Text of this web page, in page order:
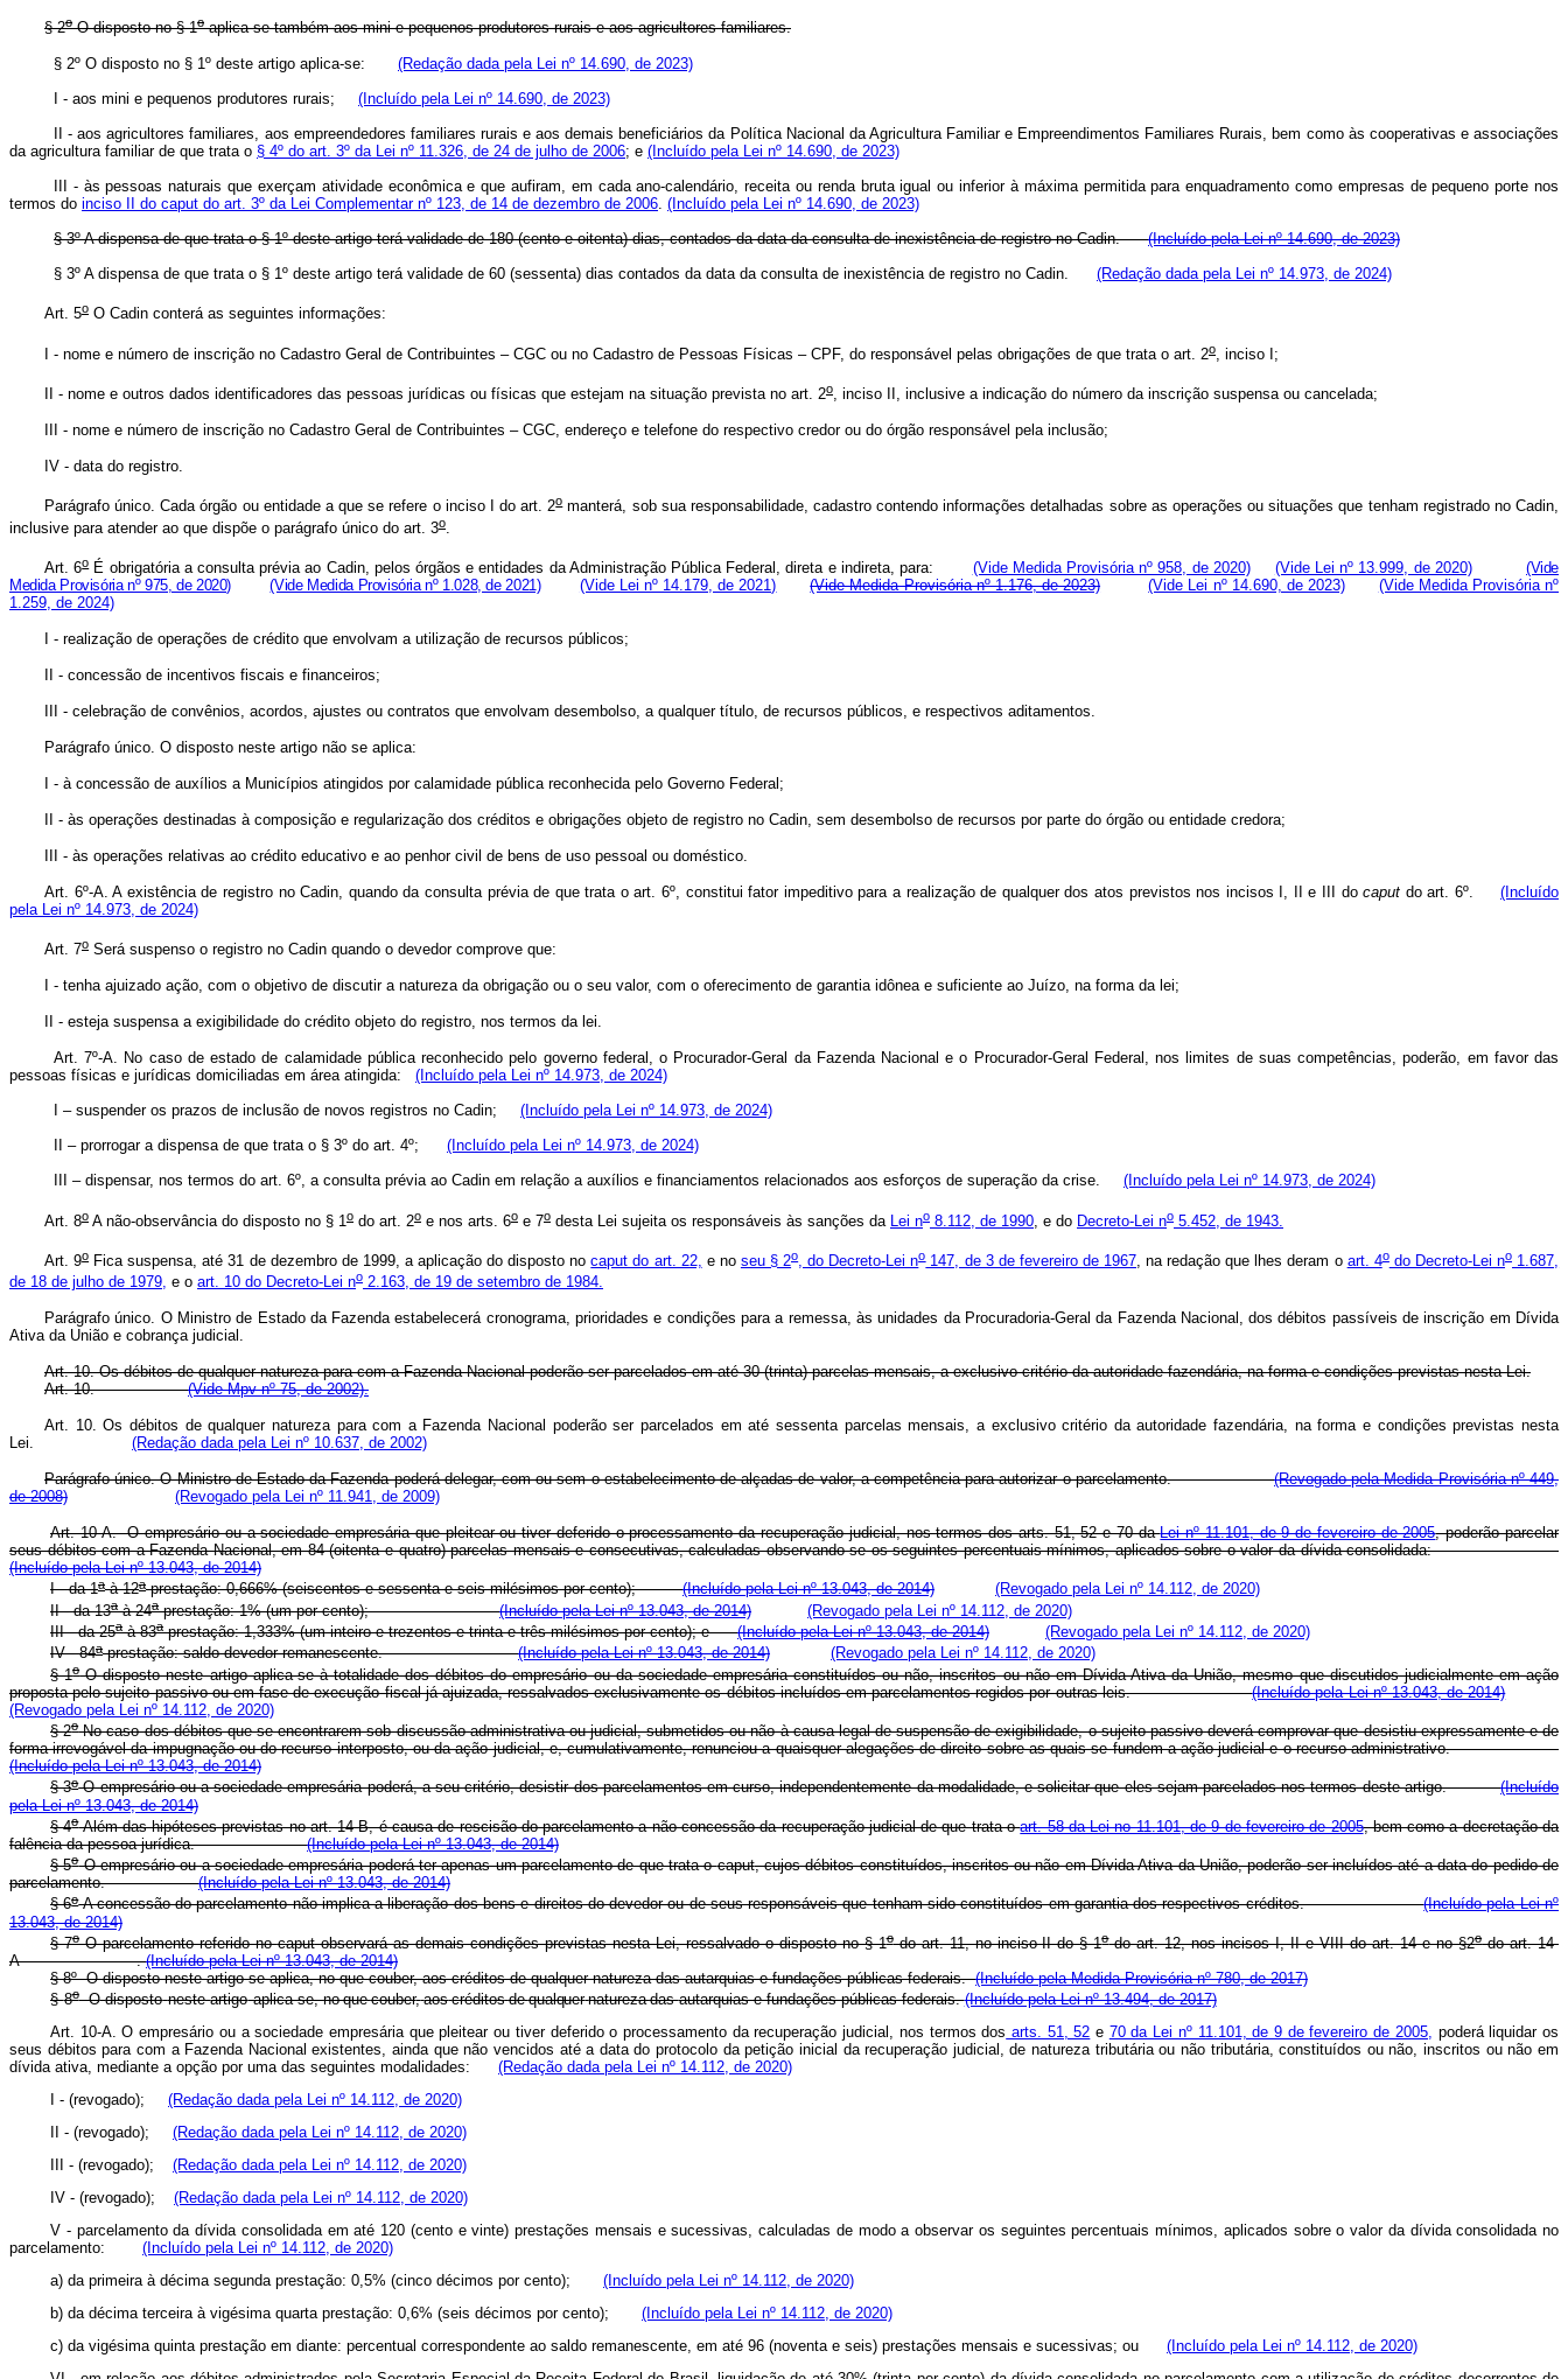
§ 2oO disposto no § 1oaplica-se também aos mini e pequenos produtores rurais e aos agricultores familiares.
§ 2º O disposto no § 1º deste artigo aplica-se: (Redação dada pela Lei nº 14.690, de 2023)
I - aos mini e pequenos produtores rurais; (Incluído pela Lei nº 14.690, de 2023)
II - aos agricultores familiares, aos empreendedores familiares rurais e aos demais beneficiários da Política Nacional da Agricultura Familiar e Empreendimentos Familiares Rurais, bem como às cooperativas e associações
da agricultura familiar de que trata o § 4º do art. 3º da Lei nº 11.326, de 24 de julho de 2006; e (Incluído pela Lei nº 14.690, de 2023)
III - às pessoas naturais que exerçam atividade econômica e que aufiram, em cada ano-calendário, receita ou renda bruta igual ou inferior à máxima permitida para enquadramento como empresas de pequeno porte nos
termos do inciso II do caput do art. 3º da Lei Complementar nº 123, de 14 de dezembro de 2006. (Incluído pela Lei nº 14.690, de 2023)
§ 3º A dispensa de que trata o § 1º deste artigo terá validade de 180 (cento e oitenta) dias, contados da data da consulta de inexistência de registro no Cadin.(Incluído pela Lei nº 14.690, de 2023)
§ 3º A dispensa de que trata o § 1º deste artigo terá validade de 60 (sessenta) dias contados da data da consulta de inexistência de registro no Cadin. (Redação dada pela Lei nº 14.973, de 2024)
Art. 5o O Cadin conterá as seguintes informações:
I - nome e número de inscrição no Cadastro Geral de Contribuintes – CGC ou no Cadastro de Pessoas Físicas – CPF, do responsável pelas obrigações de que trata o art. 2o , inciso I;
II - nome e outros dados identificadores das pessoas jurídicas ou físicas que estejam na situação prevista no art. 2o , inciso II, inclusive a indicação do número da inscrição suspensa ou cancelada;
III - nome e número de inscrição no Cadastro Geral de Contribuintes – CGC, endereço e telefone do respectivo credor ou do órgão responsável pela inclusão;
IV - data do registro.
Parágrafo único. Cada órgão ou entidade a que se refere o inciso I do art. 2omanterá, sob sua responsabilidade, cadastro contendo informações detalhadas sobre as operações ou situações que tenham registrado no Cadin,
inclusive para atender ao que dispõe o parágrafo único do art. 3o
Art. 6oÉ obrigatória a consulta prévia ao Cadin, pelos órgãos e entidades da Administração Pública Federal, direta e indireta, para: (Vide Medida Provisória nº 958, de 2020) (Vide Lei nº 13.999, de 2020)
(Vide
Medida Provisória nº 975, de 2020)
(Vide Medida Provisória nº 1.028, de 2021) (Vide Lei nº 14.179, de 2021) (Vide Medida Provisória nº 1.176, de 2023) (Vide Lei nº 14.690, de 2023)
(Vide Medida Provisória nº
1.259, de 2024)
I - realização de operações de crédito que envolvam a utilização de recursos públicos;
II - concessão de incentivos fiscais e financeiros;
III - celebração de convênios, acordos, ajustes ou contratos que envolvam desembolso, a qualquer título, de recursos públicos, e respectivos aditamentos.
Parágrafo único. O disposto neste artigo não se aplica:
I - à concessão de auxílios a Municípios atingidos por calamidade pública reconhecida pelo Governo Federal;
II - às operações destinadas à composição e regularização dos créditos e obrigações objeto de registro no Cadin, sem desembolso de recursos por parte do órgão ou entidade credora;
III - às operações relativas ao crédito educativo e ao penhor civil de bens de uso pessoal ou doméstico.
Art. 6º-A. A existência de registro no Cadin, quando da consulta prévia de que trata o art. 6º, constitui fator impeditivo para a realização de qualquer dos atos previstos nos incisos I, II e III docaput do art. 6º.(Incluído
pela Lei nº 14.973, de 2024)
Art. 7o Será suspenso o registro no Cadin quando o devedor comprove que:
I - tenha ajuizado ação, com o objetivo de discutir a natureza da obrigação ou o seu valor, com o oferecimento de garantia idônea e suficiente ao Juízo, na forma da lei;
II - esteja suspensa a exigibilidade do crédito objeto do registro, nos termos da lei.
Art. 7º-A. No caso de estado de calamidade pública reconhecido pelo governo federal, o Procurador-Geral da Fazenda Nacional e o Procurador-Geral Federal, nos limites de suas competências, poderão, em favor das
pessoas físicas e jurídicas domiciliadas em área atingida: (Incluído pela Lei nº 14.973, de 2024)
I – suspender os prazos de inclusão de novos registros no Cadin; (Incluído pela Lei nº 14.973, de 2024)
II – prorrogar a dispensa de que trata o § 3º do art. 4º; (Incluído pela Lei nº 14.973, de 2024)
III – dispensar, nos termos do art. 6º, a consulta prévia ao Cadin em relação a auxílios e financiamentos relacionados aos esforços de superação da crise. (Incluído pela Lei nº 14.973, de 2024)
Art. 8o A não-observância do disposto no § 1o do art. 2o e nos arts. 6o e 7o desta Lei sujeita os responsáveis às sanções da Lei no 8.112, de 1990 , e do Decreto-Lei no 5.452, de 1943.
Art. 9o Fica suspensa, até 31 de dezembro de 1999, a aplicação do disposto nocaput do art. 22, e no seu § 2o, do Decreto-Lei no147, de 3 de fevereiro de 1967 , na redação que lhes deram o art. 4odo Decreto-Lei no 1.687,
de 18 de julho de 1979, e o art. 10 do Decreto-Lei no 2.163, de 19 de setembro de 1984.
Parágrafo único. O Ministro de Estado da Fazenda estabelecerá cronograma, prioridades e condições para a remessa, às unidades da Procuradoria-Geral da Fazenda Nacional, dos débitos passíveis de inscrição em Dívida
Ativa da União e cobrança judicial.
Art. 10. Os débitos de qualquer natureza para com a Fazenda Nacional poderão ser parcelados em até 30 (trinta) parcelas mensais, a exclusivo critério da autoridade fazendária, na forma e condições previstas nesta Lei.
Art. 10.(Vide Mpv nº 75, de 2002).
Art. 10. Os débitos de qualquer natureza para com a Fazenda Nacional poderão ser parcelados em até sessenta parcelas mensais, a exclusivo critério da autoridade fazendária, na forma e condições previstas nesta
Lei. (Redação dada pela Lei nº 10.637, de 2002)
Parágrafo único. O Ministro de Estado da Fazenda poderá delegar, com ou sem o estabelecimento de alçadas de valor, a competência para autorizar o parcelamento.(Revogado pela Medida Provisória nº 449,
de 2008)
(Revogado pela Lei nº 11.941, de 2009)
Art. 10-A. O empresário ou a sociedade empresária que pleitear ou tiver deferido o processamento da recuperação judicial, nos termos dos arts. 51, 52 e 70 daLei nº 11.101, de 9 de fevereiro de 2005, poderão parcelar
seus débitos com a Fazenda Nacional, em 84 (oitenta e quatro) parcelas mensais e consecutivas, calculadas observando-se os seguintes percentuais mínimos, aplicados sobre o valor da dívida consolidada:
(Incluído pela Lei nº 13.043, de 2014)
I - da 1aà 12aprestação: 0,666% (seiscentos e sessenta e seis milésimos por cento);(Incluído pela Lei nº 13.043, de 2014)
(Revogado pela Lei nº 14.112, de 2020)
II - da 13aà 24aprestação: 1% (um por cento);(Incluído pela Lei nº 13.043, de 2014)
(Revogado pela Lei nº 14.112, de 2020)
III - da 25aà 83aprestação: 1,333% (um inteiro e trezentos e trinta e três milésimos por cento); e(Incluído pela Lei nº 13.043, de 2014)
(Revogado pela Lei nº 14.112, de 2020)
IV - 84aprestação: saldo devedor remanescente.(Incluído pela Lei nº 13.043, de 2014)
(Revogado pela Lei nº 14.112, de 2020)
§ 1oO disposto neste artigo aplica-se à totalidade dos débitos do empresário ou da sociedade empresária constituídos ou não, inscritos ou não em Dívida Ativa da União, mesmo que discutidos judicialmente em ação
proposta pelo sujeito passivo ou em fase de execução fiscal já ajuizada, ressalvados exclusivamente os débitos incluídos em parcelamentos regidos por outras leis.(Incluído pela Lei nº 13.043, de 2014)
(Revogado pela Lei nº 14.112, de 2020)
§ 2oNo caso dos débitos que se encontrarem sob discussão administrativa ou judicial, submetidos ou não à causa legal de suspensão de exigibilidade, o sujeito passivo deverá comprovar que desistiu expressamente e de
forma irrevogável da impugnação ou do recurso interposto, ou da ação judicial, e, cumulativamente, renunciou a quaisquer alegações de direito sobre as quais se fundem a ação judicial e o recurso administrativo.
(Incluído pela Lei nº 13.043, de 2014)
§ 3oO empresário ou a sociedade empresária poderá, a seu critério, desistir dos parcelamentos em curso, independentemente da modalidade, e solicitar que eles sejam parcelados nos termos deste artigo.(Incluído
pela Lei nº 13.043, de 2014)
§ 4oAlém das hipóteses previstas no art. 14-B, é causa de rescisão do parcelamento a não concessão da recuperação judicial de que trata oart. 58 da Lei no 11.101, de 9 de fevereiro de 2005, bem como a decretação da
falência da pessoa jurídica.(Incluído pela Lei nº 13.043, de 2014)
§ 5oO empresário ou a sociedade empresária poderá ter apenas um parcelamento de que trata ocaput, cujos débitos constituídos, inscritos ou não em Dívida Ativa da União, poderão ser incluídos até a data do pedido de
parcelamento.(Incluído pela Lei nº 13.043, de 2014)
§ 6oA concessão do parcelamento não implica a liberação dos bens e direitos do devedor ou de seus responsáveis que tenham sido constituídos em garantia dos respectivos créditos.(Incluído pela Lei nº
13.043, de 2014)
§ 7oO parcelamento referido nocaputobservará as demais condições previstas nesta Lei, ressalvado o disposto no § 1odo art. 11, no inciso II do § 1odo art. 12, nos incisos I, II e VIII do art. 14 e no §2odo art. 14-
A .(Incluído pela Lei nº 13.043, de 2014)
§ 8ºO disposto neste artigo se aplica, no que couber, aos créditos de qualquer natureza das autarquias e fundações públicas federais.(Incluído pela Medida Provisória nº 780, de 2017)
§ 8oO disposto neste artigo aplica-se,no que couber, aos créditos de qualquer natureza dasautarquias e fundações públicas federais.(Incluído pela Lei nº 13.494, de 2017)
Art. 10-A. O empresário ou a sociedade empresária que pleitear ou tiver deferido o processamento da recuperação judicial, nos termos dos arts. 51, 52 e 70 da Lei nº 11.101, de 9 de fevereiro de 2005, poderá liquidar os
seus débitos para com a Fazenda Nacional existentes, ainda que não vencidos até a data do protocolo da petição inicial da recuperação judicial, de natureza tributária ou não tributária, constituídos ou não, inscritos ou não em
dívida ativa, mediante a opção por uma das seguintes modalidades: (Redação dada pela Lei nº 14.112, de 2020)
I - (revogado); (Redação dada pela Lei nº 14.112, de 2020)
II - (revogado); (Redação dada pela Lei nº 14.112, de 2020)
III - (revogado); (Redação dada pela Lei nº 14.112, de 2020)
IV - (revogado); (Redação dada pela Lei nº 14.112, de 2020)
V - parcelamento da dívida consolidada em até 120 (cento e vinte) prestações mensais e sucessivas, calculadas de modo a observar os seguintes percentuais mínimos, aplicados sobre o valor da dívida consolidada no
parcelamento: (Incluído pela Lei nº 14.112, de 2020)
a) da primeira à décima segunda prestação: 0,5% (cinco décimos por cento); (Incluído pela Lei nº 14.112, de 2020)
b) da décima terceira à vigésima quarta prestação: 0,6% (seis décimos por cento); (Incluído pela Lei nº 14.112, de 2020)
c) da vigésima quinta prestação em diante: percentual correspondente ao saldo remanescente, em até 96 (noventa e seis) prestações mensais e sucessivas; ou (Incluído pela Lei nº 14.112, de 2020)